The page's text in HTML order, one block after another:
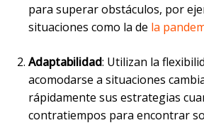
para superar obstáculos, por
situaciones como la de la
Adaptabilidad: Utilizan la
acomodarse a situaciones
rápidamente sus estrategias
contratiempos para encontrar